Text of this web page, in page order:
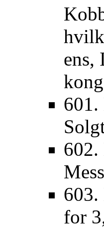
ens,
602.
603.
for